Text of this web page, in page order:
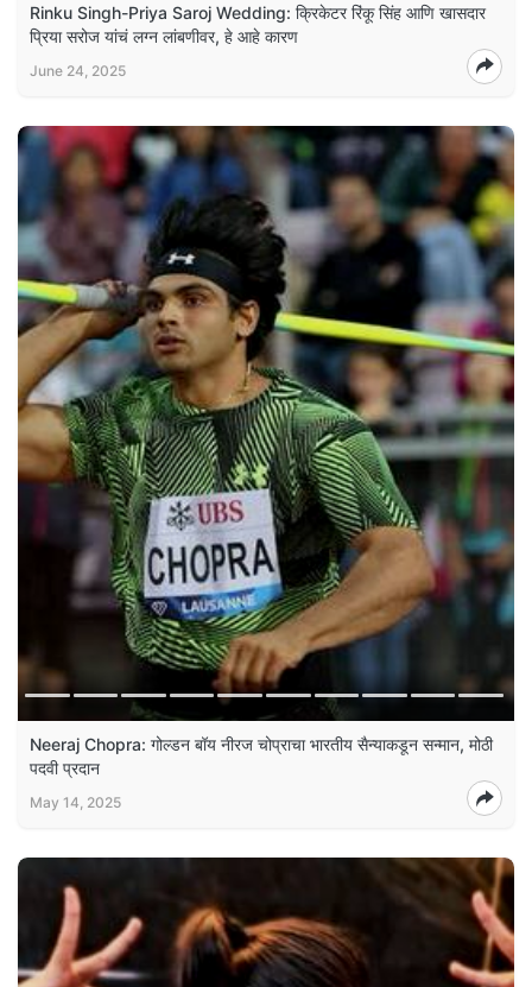
Rinku Singh-Priya Saroj Wedding: क्रिकेटर रिंकू सिंह आणि खासदार
प्रिया सरोज यांचं लग्न लांबणीवर, हे आहे कारण
June 24, 2025
Neeraj Chopra: गोल्डन बॉय नीरज चोप्राचा भारतीय सैन्याकडून सन्मान, मोठी
पदवी प्रदान
May 14, 2025